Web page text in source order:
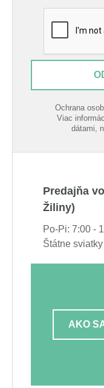
Ochrana
Viac
dátami,
Predajňa
Žiliny)
Po-Pi: 7:00 -
Štátne
AKO